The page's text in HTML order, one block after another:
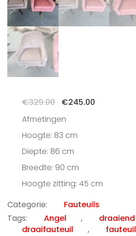
€329.00
Oorspronkelijke
was:
€329.00.
€245.00
Afmetingen
Hoogte: 83 cm
Diepte: 86 cm
Breedte: 90 cm
Hoogte zitting: 45 cm
Categorie:
Fauteuils
Tags:
Angel , draaiend
draaifauteuil
, fauteuil